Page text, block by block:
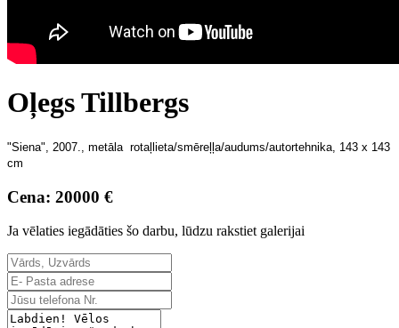
Oļegs Tillbergs
"Siena", 2007., metāla rotaļlieta/smēreļļa/audums/autortehnika, 143 x 143
cm
Cena: 20000 €
Ja vēlaties iegādāties šo darbu, lūdzu rakstiet galerijai